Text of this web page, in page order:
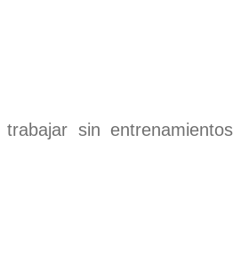
sin entrenamientos